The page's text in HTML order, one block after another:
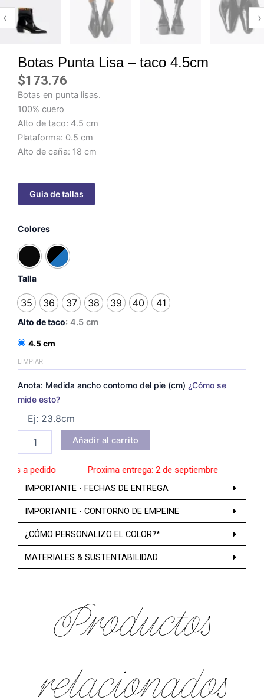
‹ ›
Botas Punta Lisa – taco 4.5cm
$173.76
Botas en punta lisas.
100% cuero
Alto de taco: 4.5 cm
Plataforma: 0.5 cm
Alto de caña: 18 cm
Colores
Talla
35 36 37 38 39 40 41
Alto de taco: 4.5 cm
4.5 cm
LIMPIAR
Anota: Medida ancho contorno del pie (cm) ¿Cómo se
mide esto?
Punta
Lisa
-
taco
4.5cm
Añadir al carrito
a pedido______ Proxima entrega: 2 de septiembre______
IMPORTANTE - FECHAS DE ENTREGA
IMPORTANTE - CONTORNO DE EMPEINE
¿CÓMO PERSONALIZO EL COLOR?*
MATERIALES & SUSTENTABILIDAD
Productos
relacionados